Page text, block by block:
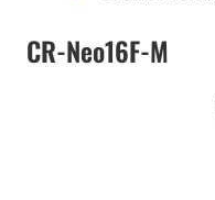
CR-Neo16F-M